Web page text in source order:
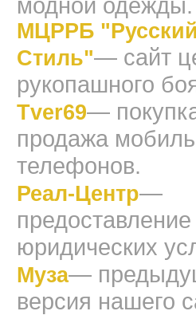
МЦРРБ "Русский
Стиль"— сайт
рукопашного
Tver69—
продажа
телефонов.
Реал-Центр—
предоставление
юридических
Муза—
версия нашего